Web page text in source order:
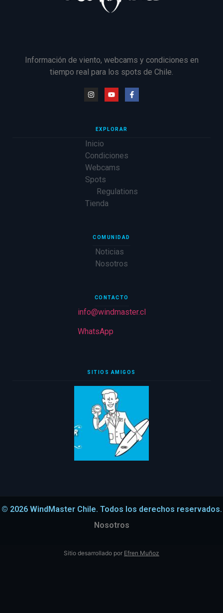
Información de viento, webcams y condiciones en
tiempo real para los spots de Chile.
EXPLORAR
Inicio
Condiciones
Webcams
Spots
Regulations
Tienda
COMUNIDAD
Noticias
Nosotros
CONTACTO
info@windmaster.cl
WhatsApp
SITIOS AMIGOS
© 2026 WindMaster Chile. Todos los derechos reservados.
Nosotros
Sitio desarrollado por Efren Muñoz